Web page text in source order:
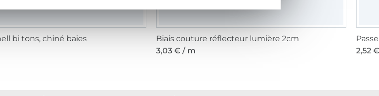
bi tons, chiné baies
Biais couture réflecteur lumière 2cm
3,03 € / m
2,52